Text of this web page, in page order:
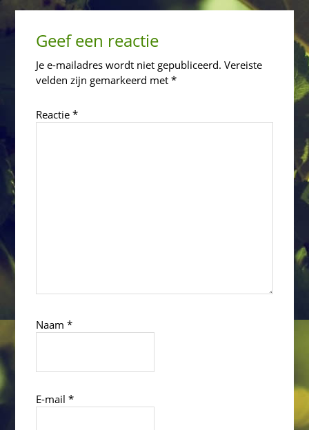
Reader
Interactions
Geef een reactie
Je e-mailadres wordt niet gepubliceerd. Vereiste
velden zijn gemarkeerd met*
Reactie*
Naam*
E-mail*